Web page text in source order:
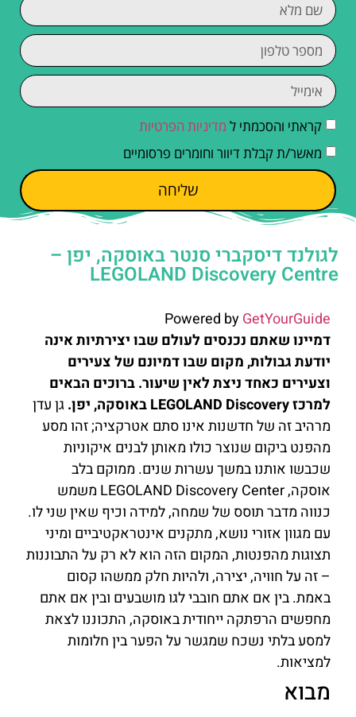
קראתי והסכמתי ל מדיניות הפרטיות
מאשר/ת קבלת דיוור וחומרים פרסומיים
שליחה
לגולנד דיסקברי סנטר באוסקה, יפן –
LEGOLAND Discovery Centre
Powered byGetYourGuide
דמיינו שאתם נכנסים לעולם שבו יצירתיות אינה
יודעת גבולות, מקום שבו דמיונם של צעירים
וצעירים כאחד ניצת לאין שיעור. ברוכים הבאים
למרכז LEGOLAND Discovery באוסקה, יפן.
גן עדן
מרהיב זה של חדשנות אינו סתם אטרקציה; זהו מסע
מהפנט ביקום שנוצר כולו מאותן לבנים איקוניות
שכבשו אותנו במשך עשרות שנים. ממוקם בלב
אוסקה, LEGOLAND Discovery Center משמש
כנווה מדבר תוסס של שמחה, למידה וכיף שאין שני לו.
עם מגוון אזורי נושא, מתקנים אינטראקטיביים ומיני
תצוגות מהפנטות, המקום הזה הוא לא רק על התבוננות
– זה על חוויה, יצירה, ולהיות חלק ממשהו קסום
באמת. בין אם אתם חובבי לגו מושבעים ובין אם אתם
מחפשים הרפתקה ייחודית באוסקה, התכוננו לצאת
למסע בלתי נשכח שמגשר על הפער בין חלומות
למציאות.
מבוא